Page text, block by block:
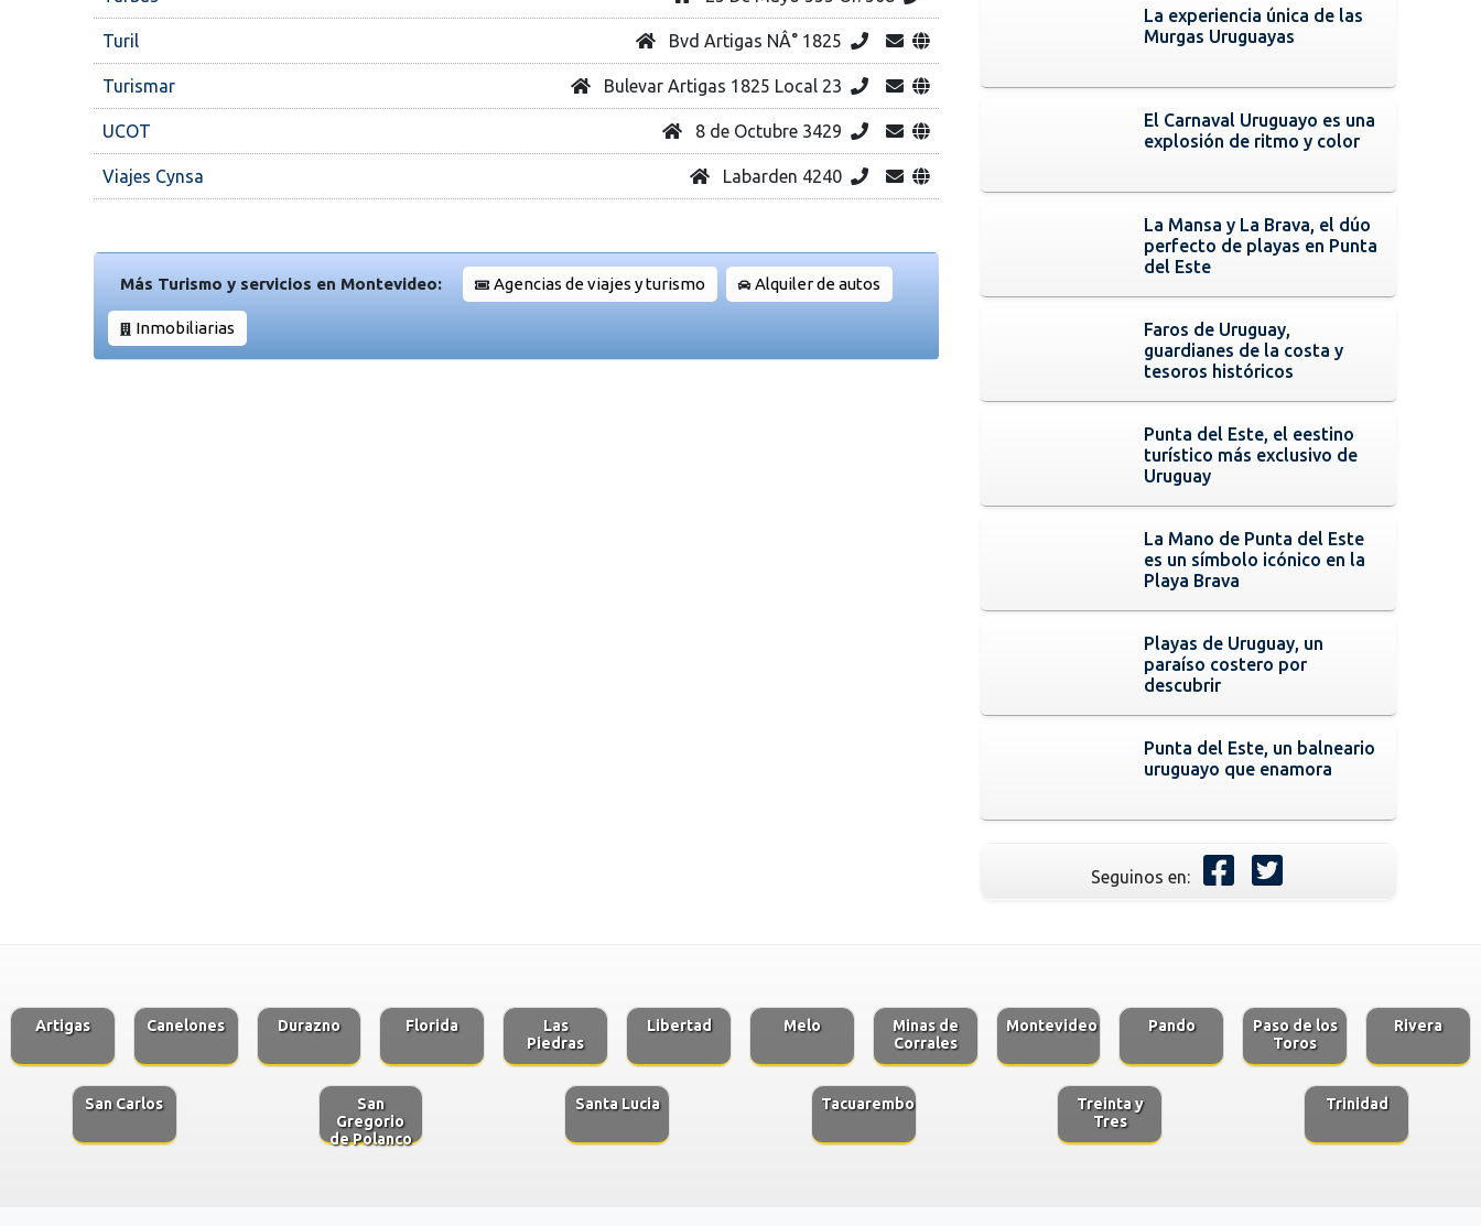
Turil Bvd Artigas NÂ° 1825
Turismar Bulevar Artigas 1825 Local 23
UCOT 8 de Octubre 3429
Viajes Cynsa Labarden 4240
Más Turismo y servicios en Montevideo: Agencias de viajes y turismo Alquiler de autos
Inmobiliarias
La experiencia única de las
Murgas Uruguayas
El Carnaval Uruguayo es una
explosión de ritmo y color
La Mansa y La Brava, el dúo
perfecto de playas en Punta
del Este
Faros de Uruguay,
guardianes de la costa y
tesoros históricos
Punta del Este, el eestino
turístico más exclusivo de
Uruguay
La Mano de Punta del Este
es un símbolo icónico en la
Playa Brava
Playas de Uruguay, un
paraíso costero por
descubrir
Punta del Este, un balneario
uruguayo que enamora
Seguinos en:
Artigas Canelones Durazno Florida
Las
Piedras
Libertad Melo
Minas de
Corrales
Montevideo Pando
Paso de los
Toros
Rivera
San Carlos
San
Gregorio
de Polanco
Santa Lucia Tacuarembo
Treinta y
Tres
Trinidad